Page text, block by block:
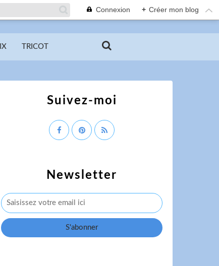
Connexion + Créer mon blog
TRICOT
Newsletter
Suivez-moi